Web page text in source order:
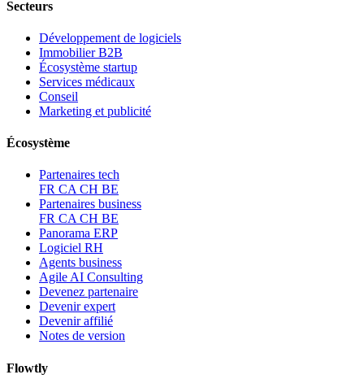
Secteurs
Développement de logiciels
Immobilier B2B
Écosystème startup
Services médicaux
Conseil
Marketing et publicité
Écosystème
Partenaires tech
FR CACH BE
Partenaires business
FR CACH BE
Panorama ERP
Logiciel RH
Agents business
Agile AI Consulting
Devenez partenaire
Devenir expert
Devenir affilié
Notes de version
Flowtly